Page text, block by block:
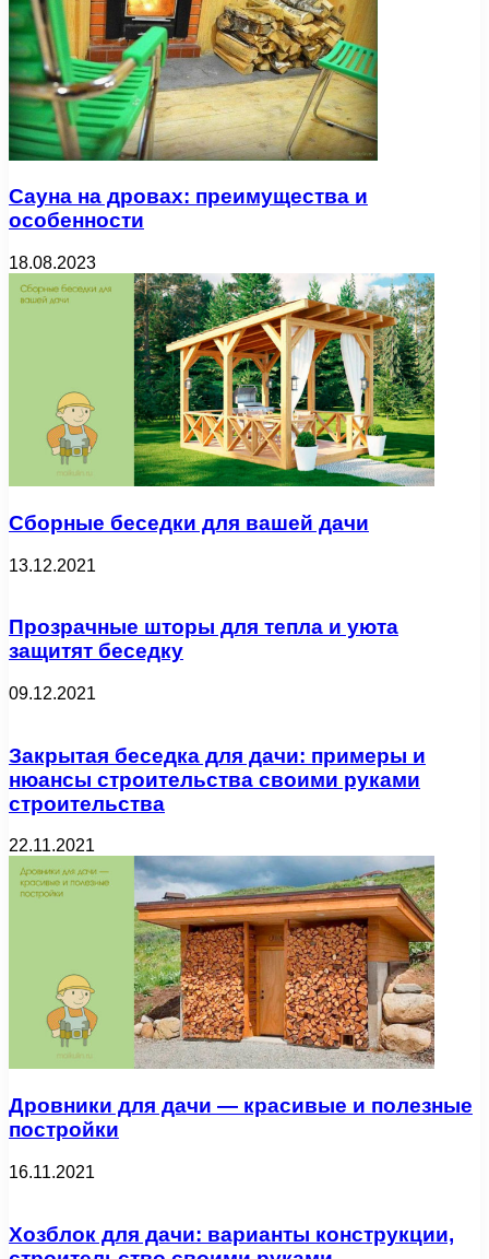
Сауна на дровах: преимущества и
особенности
18.08.2023
Сборные беседки для вашей дачи
13.12.2021
Прозрачные шторы для тепла и уюта
защитят беседку
09.12.2021
Закрытая беседка для дачи: примеры и
нюансы строительства своими руками
строительства
22.11.2021
Дровники для дачи — красивые и полезные
постройки
16.11.2021
Хозблок для дачи: варианты конструкции,